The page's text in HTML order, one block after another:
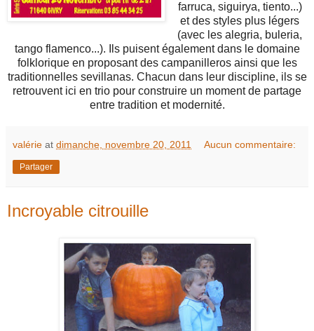
farruca, siguirya, tiento...)
et des styles plus légers
(avec les alegria, buleria,
tango flamenco...). Ils puisent également dans le domaine
folklorique en proposant des campanilleros ainsi que les
traditionnelles sevillanas. Chacun dans leur discipline, ils se
retrouvent ici en trio pour construire un moment de partage
entre tradition et modernité.
valérie at dimanche, novembre 20, 2011 Aucun commentaire:
Partager
Incroyable citrouille